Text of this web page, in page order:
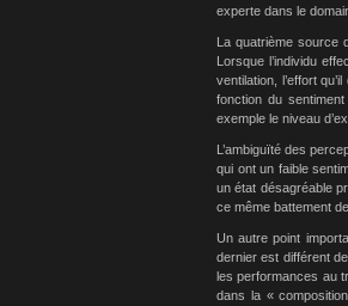
experte dans le
La quatrième source
Lorsque l’individu
ventilation, l’effort
fonction du
exemple le niveau
L’ambiguïté des
qui ont un faible
un état désagréable
ce même battement
Un autre point
dernier est différent
les performances au
dans la «